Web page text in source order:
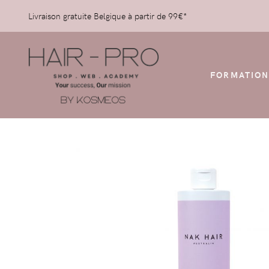
Livraison gratuite Belgique à partir de 99€*